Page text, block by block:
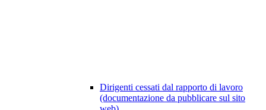
Dirigenti cessati dal rapporto di lavoro
(documentazione da pubblicare sul sito